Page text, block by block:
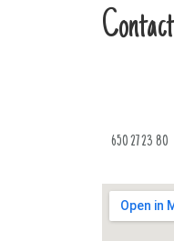
650 27 23 80